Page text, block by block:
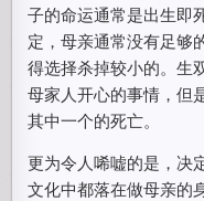
子的命运通常是出生即
定，母亲通常没有足够
得选择杀掉较小的。生
母家人开心的事情，但
其中一个的死亡。
更为令人唏嘘的是，决
文化中都落在做母亲的